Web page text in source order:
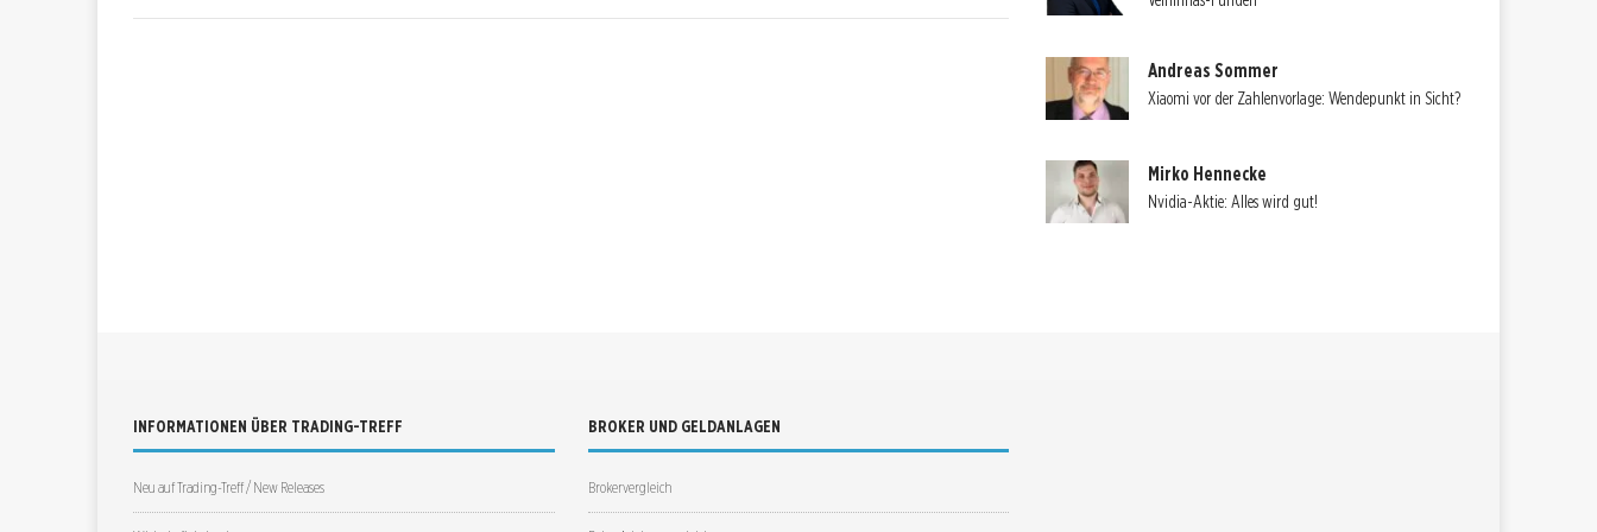
Andreas Sommer
Xiaomi vor der Zahlenvorlage: Wendepunkt in Sicht?
Mirko Hennecke
Nvidia-Aktie: Alles wird gut!
INFORMATIONEN ÜBER TRADING-TREFF
Neu auf Trading-Treff / New Releases
BROKER UND GELDANLAGEN
Brokervergleich